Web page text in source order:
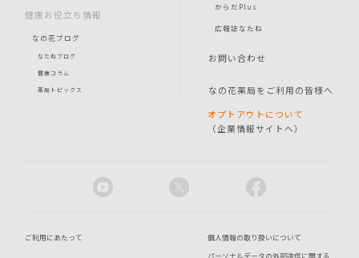
健康お役立ち情報
なの花ブログ
なたねブログ
健康コラム
薬局トピックス
からだPlus
広報誌なたね
お問い合わせ
なの花薬局をご利用の皆様へ
オプトアウトについて
（企業情報サイトへ）
ご利用にあたって 個人情報の取り扱いについて
パーソナルデータの外部送信に関する